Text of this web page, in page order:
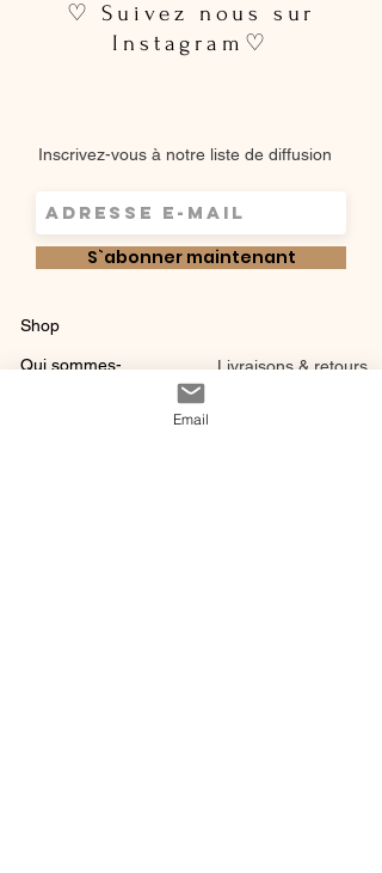
♡ Suivez nous sur
Instagram♡
Inscrivez-vous à notre liste de diffusion
S`abonner maintenant
Shop
Qui sommes-
instagram
Livraisons & retours
Email